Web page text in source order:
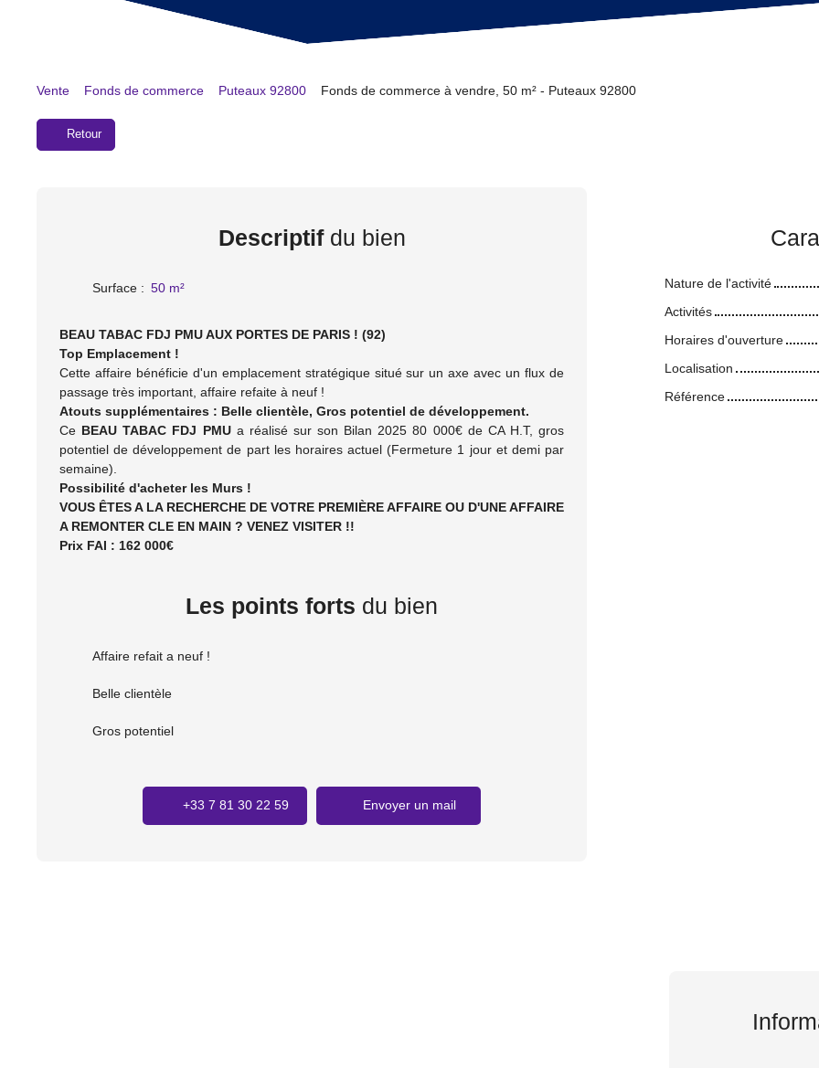
Vente Fonds de commerce Puteaux 92800 Fonds de commerce à vendre, 50 m² - Puteaux 92800
Retour
Descriptifdu bien
Surface : 50 m²
BEAU TABAC FDJ PMU AUX PORTES DE PARIS ! (92)
Top Emplacement !
Cette affaire bénéficie d'un emplacement stratégique situé sur un axe avec un flux de
passage très important, affaire refaite à neuf !
Atouts supplémentaires : Belle clientèle, Gros potentiel de développement.
Ce BEAU TABAC FDJ PMUa réalisé sur son Bilan 2025 80 000€ de CA H.T, gros
potentiel de développement de part les horaires actuel (Fermeture 1 jour et demi par
semaine).
Possibilité d'acheter les Murs !
VOUS ÊTES A LA RECHERCHE DE VOTRE PREMIÈRE AFFAIRE OU D'UNE AFFAIRE
A REMONTER CLE EN MAIN ? VENEZ VISITER !!
Prix FAI : 162 000€
Les points forts du bien
Affaire refait a neuf !
Belle clientèle
Gros potentiel
+33 7 81 30 22 59 Envoyer un mail
Nature de l'activité
Activités
Horaires d'ouverture
Localisation
Référence